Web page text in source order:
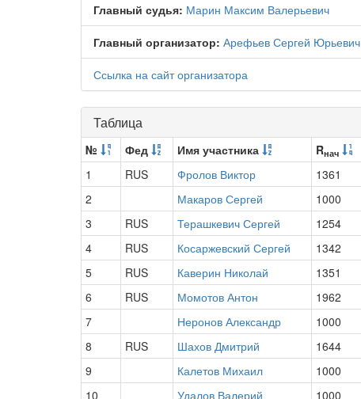
Главный судья: Марин Максим Валерьевич
Главный организатор: Арефьев Сергей Юрьевич
Ссылка на сайт организатора
Таблица
№ Фед Имя участника Rнач
1
RUS Фролов Виктор 1361
2
Макаров Сергей 1000
3
RUS Терашкевич Сергей 1254
4
RUS Косаржевский Сергей 1342
5
RUS Каверин Николай 1351
6
RUS Момотов Антон 1962
7
Неронов Александр 1000
8
RUS Шахов Дмитрий 1644
9
Калетов Михаил 1000
10
Удалов Валерий 1000